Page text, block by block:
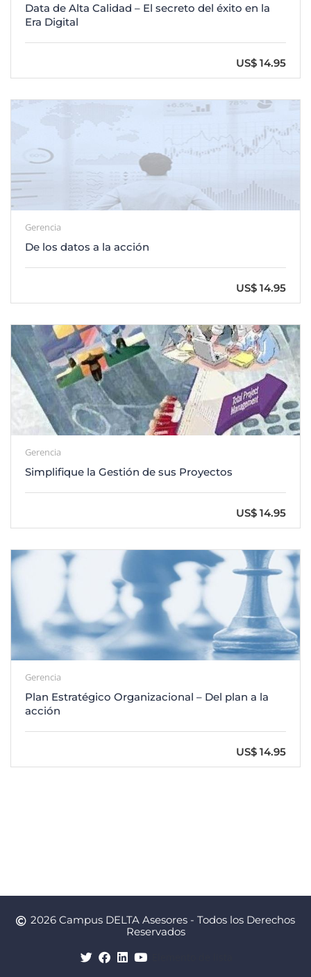
Data de Alta Calidad – El secreto del éxito en la
Era Digital
US$ 14.95
Gerencia
De los datos a la acción
US$ 14.95
Gerencia
Simplifique la Gestión de sus Proyectos
US$ 14.95
Gerencia
Plan Estratégico Organizacional – Del plan a la
acción
US$ 14.95
2026 Campus DELTA Asesores - Todos los Derechos
Reservados